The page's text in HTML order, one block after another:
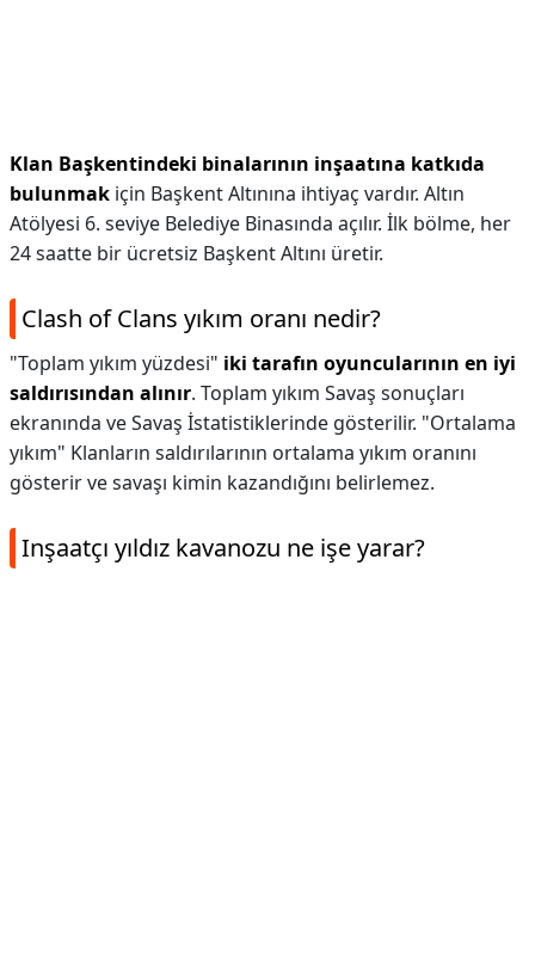
Klan Başkentindeki binalarının inşaatına katkıda
bulunmak için Başkent Altınına ihtiyaç vardır. Altın
Atölyesi 6. seviye Belediye Binasında açılır. İlk bölme, her
24 saatte bir ücretsiz Başkent Altını üretir.
Clash of Clans yıkım oranı nedir?
"Toplam yıkım yüzdesi" iki tarafın oyuncularının en iyi
saldırısından alınır. Toplam yıkım Savaş sonuçları
ekranında ve Savaş İstatistiklerinde gösterilir. "Ortalama
yıkım" Klanların saldırılarının ortalama yıkım oranını
gösterir ve savaşı kimin kazandığını belirlemez.
Inşaatçı yıldız kavanozu ne işe yarar?